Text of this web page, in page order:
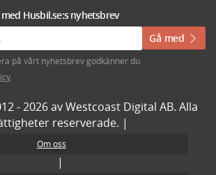
har du möjlighet att svänga in
på någon av de närmare 50
First Camp destinationerna i
Sverige. Kanske kommer du
även upptäcka en ny
Husbil.se:s nyhetsbrev
Gå med
på vårt nyhetsbrev godkänner du
- 2026 av Westcoast Digital AB. Alla
reserverade. |
Om oss
|